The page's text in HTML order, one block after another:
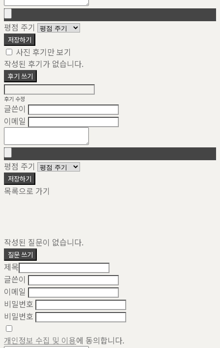
평점 주기
저장하기
사진 후기만 보기
작성된 후기가 없습니다.
후기 쓰기
후기 수정
글쓴이
이메일
평점 주기
저장하기
목록으로 가기
작성된 질문이 없습니다.
질문 쓰기
제목
글쓴이
이메일
비밀번호
비밀번호
개인정보 수집 및 이용에 동의합니다.